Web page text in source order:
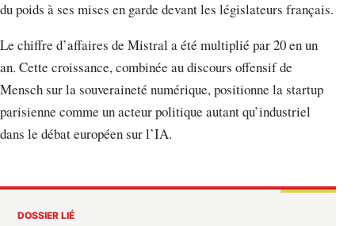
du poids à ses mises en garde devant les législateurs français.
Le chiffre d’affaires de Mistral a été multiplié par 20 en un
an. Cette croissance, combinée au discours offensif de
Mensch sur la souveraineté numérique, positionne la startup
parisienne comme un acteur politique autant qu’industriel
dans le débat européen sur l’IA.
DOSSIER LIÉ